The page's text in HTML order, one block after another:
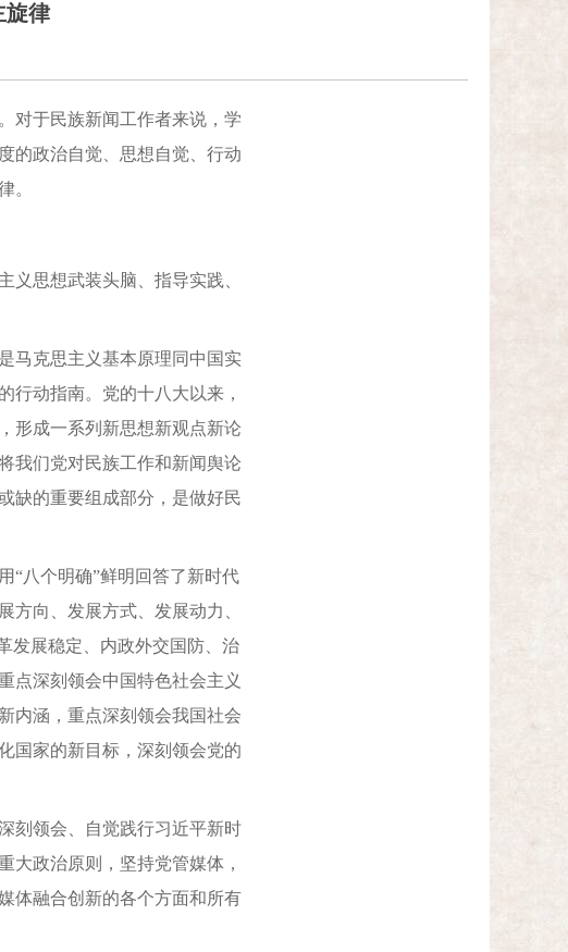
旋律
于民族新闻工作者来说，学
的政治自觉、思想自觉、行动
。
思想武装头脑、指导实践、
克思主义基本原理同中国实
行动指南。党的十八大以来，
形成一系列新思想新观点新论
我们党对民族工作和新闻舆论
缺的重要组成部分，是做好民
八个明确”鲜明回答了新时代
方向、发展方式、发展动力、
发展稳定、内政外交国防、治
点深刻领会中国特色社会主义
内涵，重点深刻领会我国社会
国家的新目标，深刻领会党的
领会、自觉践行习近平新时
大政治原则，坚持党管媒体，
体融合创新的各个方面和所有